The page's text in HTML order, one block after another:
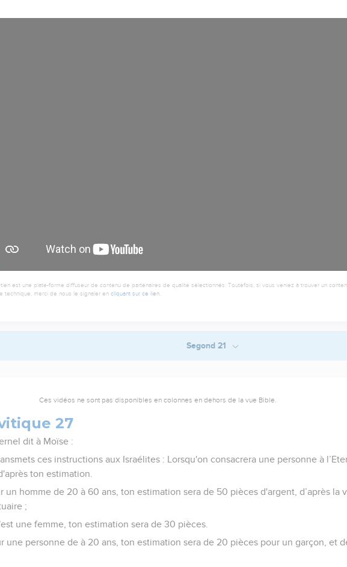
est une plate-forme diffuseur de contenu de partenaires de qualité sélectionnés. Toutefois, si vous veniez à trouver un
technique, merci de nous le signaler en cliquant sur ce lien
Segond 21
Ces vidéos ne sont pas disponibles en colonnes en dehors de la vue Bible.
27
dit à Moïse :
ces instructions aux Israélites : Lorsqu'on consacrera une personne à
ton estimation.
un homme de 20 à 60 ans, ton estimation sera de 50 pièces d'argent, d’après la
;
une femme, ton estimation sera de 30 pièces.
une personne de à 20 ans, ton estimation sera de 20 pièces pour un garçon, et